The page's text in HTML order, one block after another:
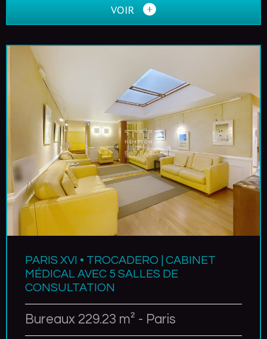
VOIR
PARIS XVI • TROCADERO | CABINET
MÉDICAL AVEC 5 SALLES DE
CONSULTATION
Bureaux 229.23 m² - Paris